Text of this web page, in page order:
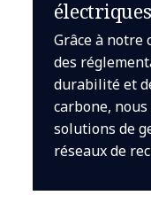
électriques
Grâce à notre
des
durabilité et
carbone,
solutions de
réseaux de